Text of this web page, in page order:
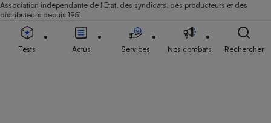
Association indépendante de l’État, des syndicats, des producteurs et des
distributeurs depuis 1951.
Tests Actus Services Nos combats Rechercher